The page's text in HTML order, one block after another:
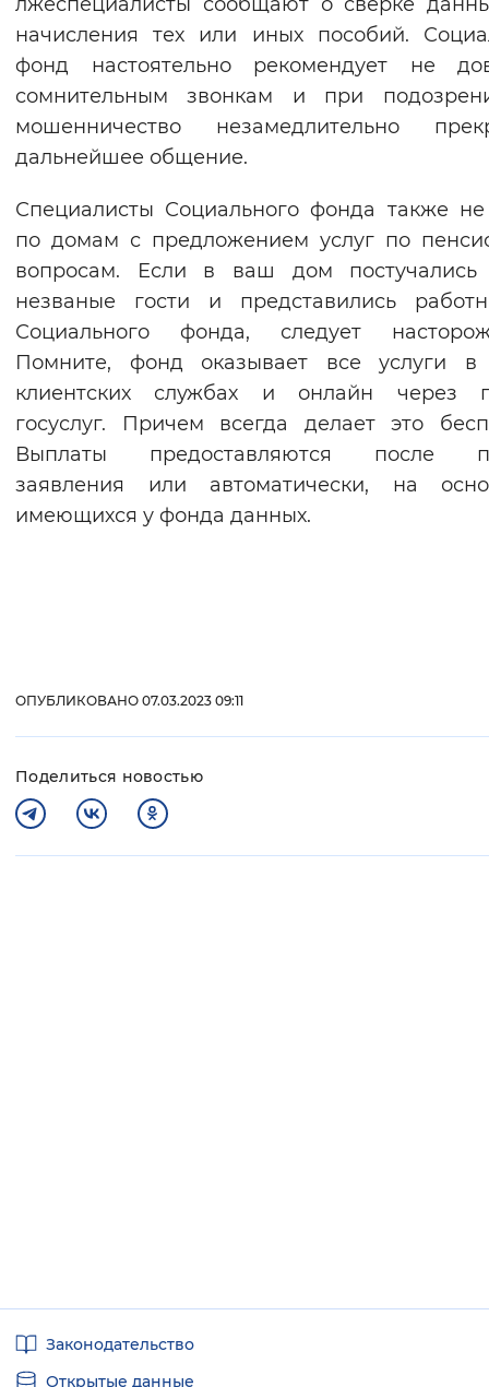
начисления тех или иных пособий.
фонд настоятельно рекомендует не
сомнительным звонкам и при
мошенничество незамедлительно
дальнейшее общение.
Специалисты Социального фонда также не
по домам с предложением услуг по
вопросам. Если в ваш дом постучались
незваные гости и представились
Социального фонда, следует
Помните, фонд оказывает все услуги в
клиентских службах и онлайн через
госуслуг. Причем всегда делает это
Выплаты предоставляются после
заявления или автоматически, на
имеющихся у фонда данных.
ОПУБЛИКОВАНО 07.03.2023 09:11
Поделиться новостью
ссылкиЗаконодательство
Открытые данные